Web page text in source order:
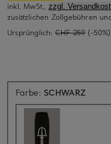
inkl. MwSt., zzgl.
zusätzlichen Zollgebühren
Ursprünglich: CHF 259 (-50%)
Farbe: SCHWARZ